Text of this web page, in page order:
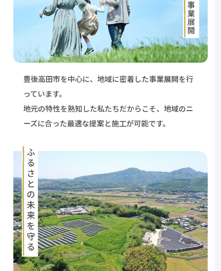
豊後高田市を中心に、地域に密着した事業展開を行
っています。
地元の特性を熟知した私たちだからこそ、 地域のニ
ーズに合った最適な提案と施工が可能です。